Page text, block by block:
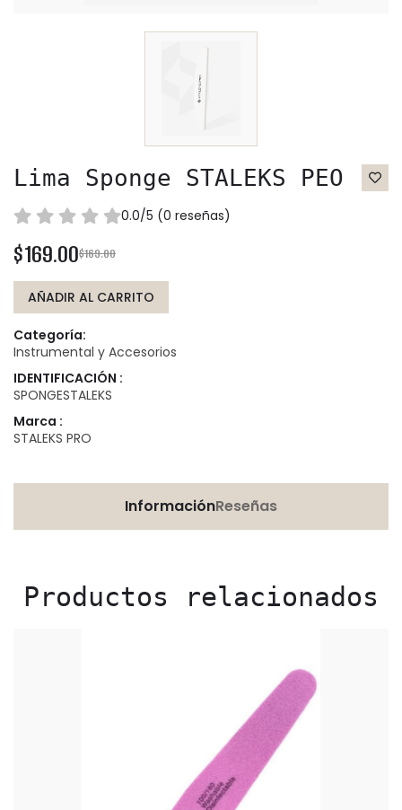
Lima Sponge STALEKS PEO
0.0/5 (0 reseñas)
$169.00$169.00
AÑADIR AL CARRITO
Categoría:
Instrumental y Accesorios
IDENTIFICACIÓN :
SPONGESTALEKS
Marca :
STALEKS PRO
InformaciónReseñas
Productos relacionados